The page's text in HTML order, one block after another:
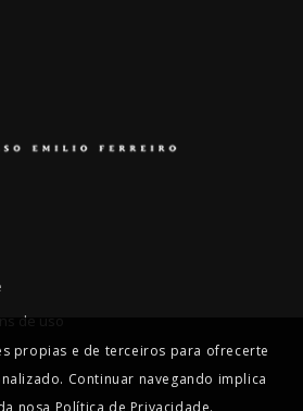
de uso
propias e de terceiros para ofrecerte
Continuar navegando implica
nosa Política de Privacidade.